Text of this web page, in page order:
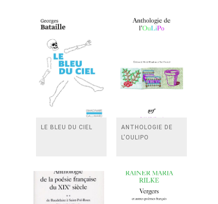
LE BLEU DU CIEL
ANTHOLOGIE DE
L'OULIPO